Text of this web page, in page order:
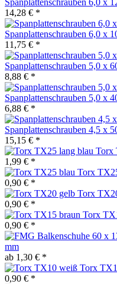
14,28 € *
Spanplattenschrauben 6,0 x
11,75 € *
Spanplattenschrauben 5,0 x
8,88 € *
Spanplattenschrauben 5,0 x
6,88 € *
Spanplattenschrauben 4,5 x
15,15 € *
Torx
1,99 € *
Torx
0,90 € *
Torx
0,90 € *
Torx
0,90 € *
mm
ab 1,30 € *
Torx
0,90 € *